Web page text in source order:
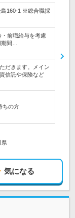
島160-1 ※総合職採
前職給与を考慮
間…
だきます。メイン
信託や保険など
ちの方
県
気になる